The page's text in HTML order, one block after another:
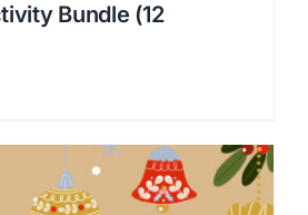
Bundle (12